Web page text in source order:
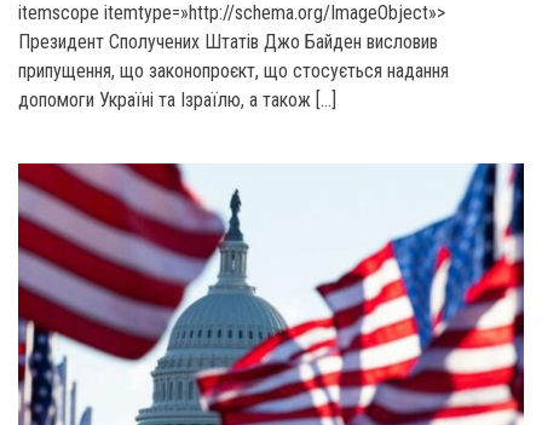
itemscope itemtype=»http://schema.org/ImageObject»>
Президент Сполучених Штатів Джо Байден висловив
припущення, що законопроєкт, що стосується надання
допомоги Україні та Ізраїлю, а також […]